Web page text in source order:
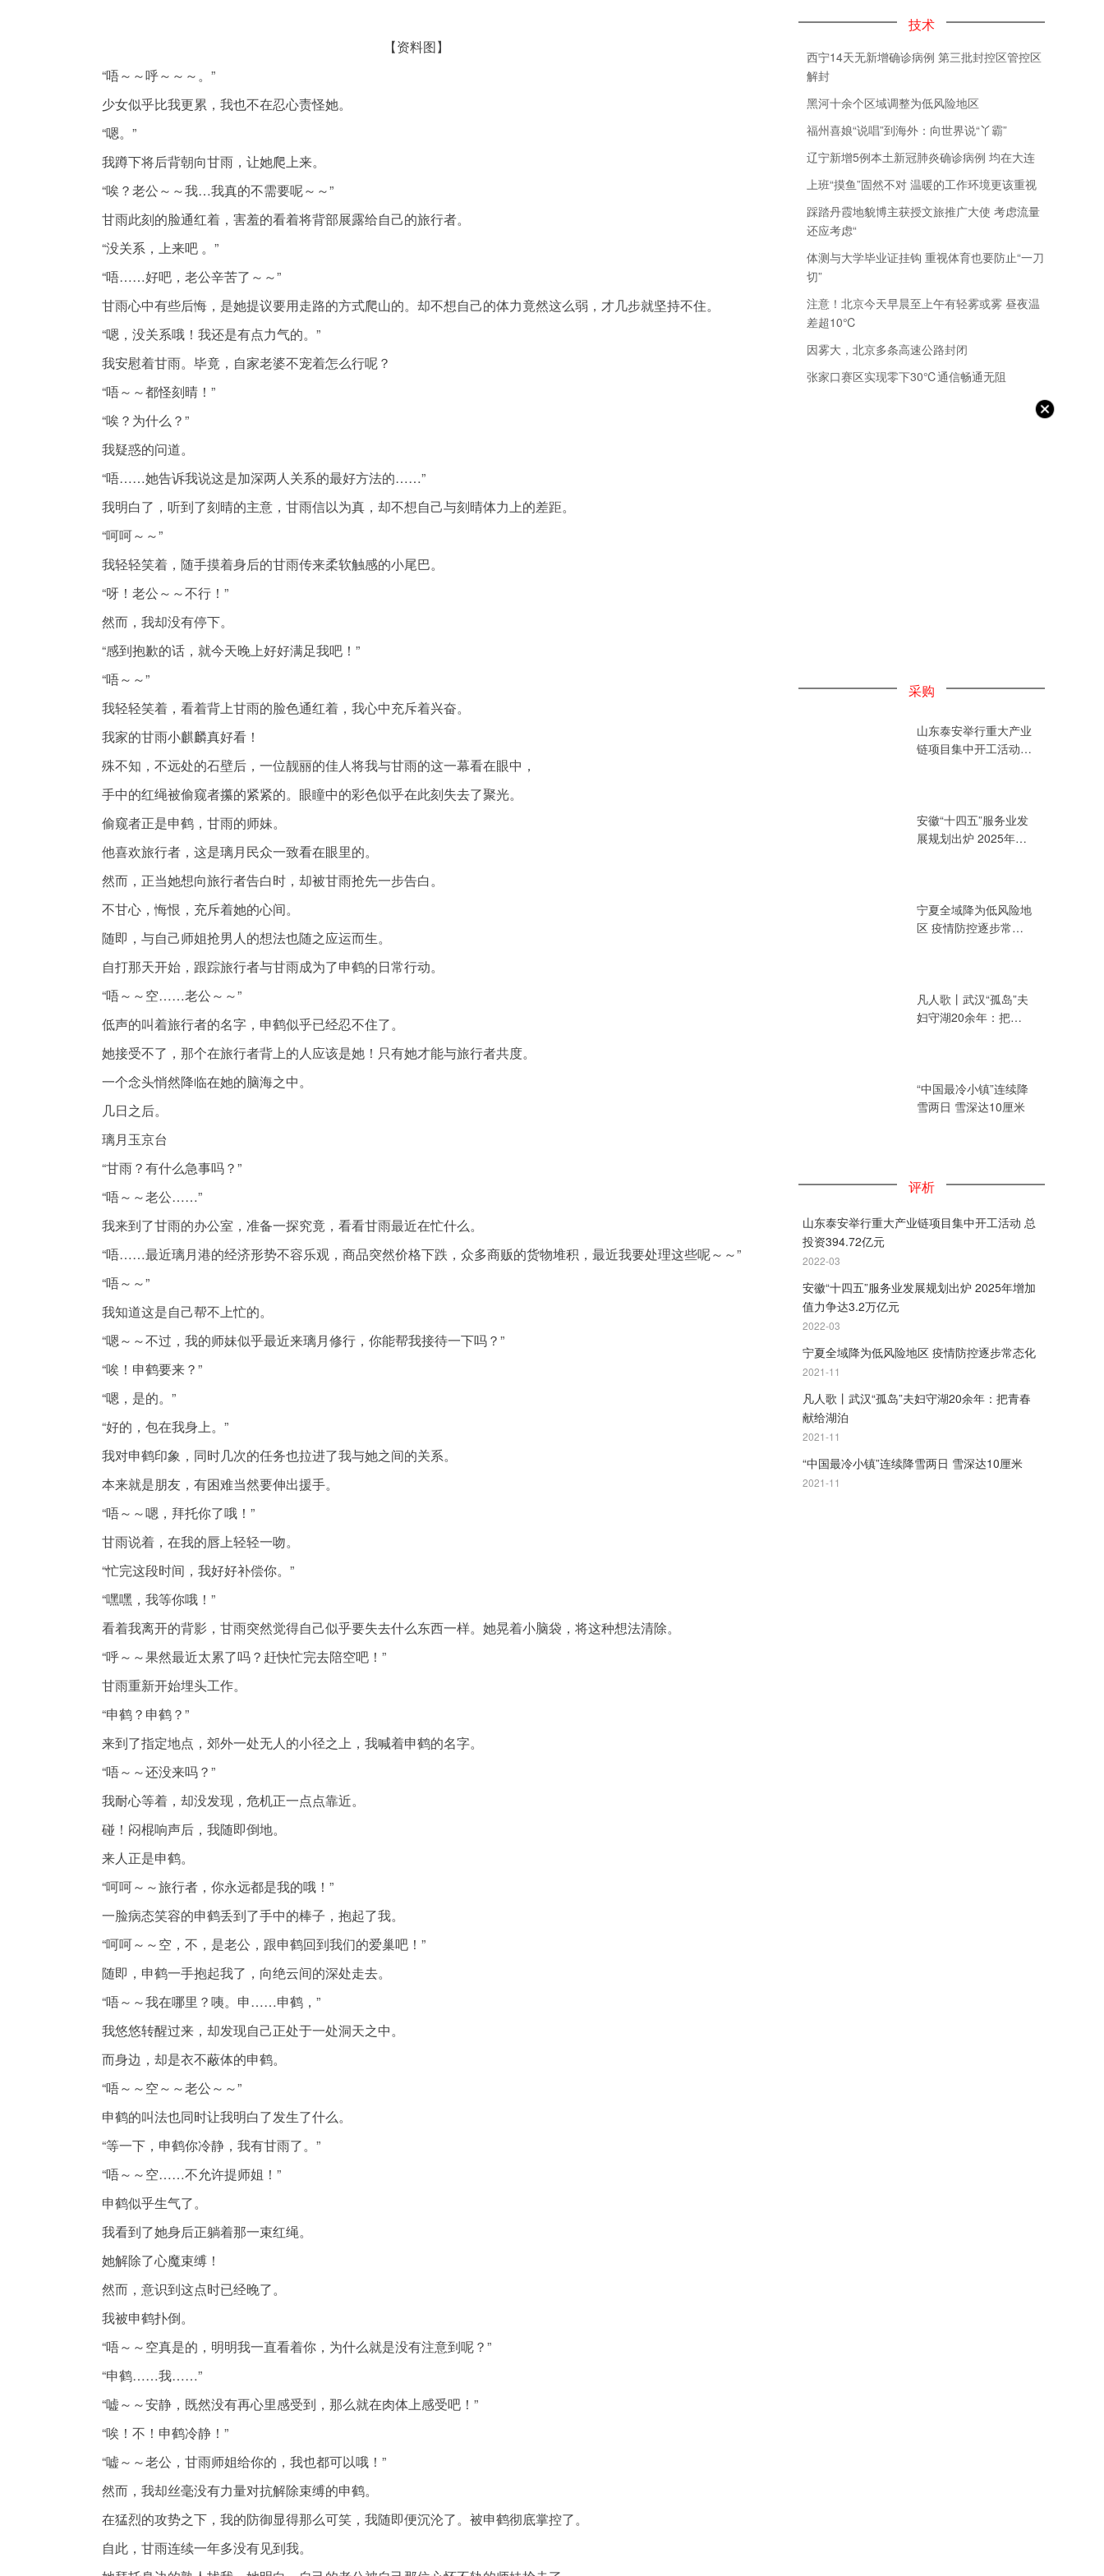
【资料图】
“唔～～呼～～～。”
少女似乎比我更累，我也不在忍心责怪她。
“嗯。”
我蹲下将后背朝向甘雨，让她爬上来。
“唉？老公～～我…我真的不需要呢～～”
甘雨此刻的脸通红着，害羞的看着将背部展露给自己的旅行者。
“没关系，上来吧 。”
“唔……好吧，老公辛苦了～～”
甘雨心中有些后悔，是她提议要用走路的方式爬山的。却不想自己的体力竟然这么弱，才几步就坚持不住。
“嗯，没关系哦！我还是有点力气的。”
我安慰着甘雨。毕竟，自家老婆不宠着怎么行呢？
“唔～～都怪刻晴！”
“唉？为什么？”
我疑惑的问道。
“唔……她告诉我说这是加深两人关系的最好方法的……”
我明白了，听到了刻晴的主意，甘雨信以为真，却不想自己与刻晴体力上的差距。
“呵呵～～”
我轻轻笑着，随手摸着身后的甘雨传来柔软触感的小尾巴。
“呀！老公～～不行！”
然而，我却没有停下。
“感到抱歉的话，就今天晚上好好满足我吧！”
“唔～～”
我轻轻笑着，看着背上甘雨的脸色通红着，我心中充斥着兴奋。
我家的甘雨小麒麟真好看！
殊不知，不远处的石壁后，一位靓丽的佳人将我与甘雨的这一幕看在眼中，
手中的红绳被偷窥者攥的紧紧的。眼瞳中的彩色似乎在此刻失去了聚光。
偷窥者正是申鹤，甘雨的师妹。
他喜欢旅行者，这是璃月民众一致看在眼里的。
然而，正当她想向旅行者告白时，却被甘雨抢先一步告白。
不甘心，悔恨，充斥着她的心间。
随即，与自己师姐抢男人的想法也随之应运而生。
自打那天开始，跟踪旅行者与甘雨成为了申鹤的日常行动。
“唔～～空……老公～～”
低声的叫着旅行者的名字，申鹤似乎已经忍不住了。
她接受不了，那个在旅行者背上的人应该是她！只有她才能与旅行者共度。
一个念头悄然降临在她的脑海之中。
几日之后。
璃月玉京台
“甘雨？有什么急事吗？”
“唔～～老公……”
我来到了甘雨的办公室，准备一探究竟，看看甘雨最近在忙什么。
“唔……最近璃月港的经济形势不容乐观，商品突然价格下跌，众多商贩的货物堆积，最近我要处理这些呢～～”
“唔～～”
我知道这是自己帮不上忙的。
“嗯～～不过，我的师妹似乎最近来璃月修行，你能帮我接待一下吗？”
“唉！申鹤要来？”
“嗯，是的。”
“好的，包在我身上。”
我对申鹤印象，同时几次的任务也拉进了我与她之间的关系。
本来就是朋友，有困难当然要伸出援手。
“唔～～嗯，拜托你了哦！”
甘雨说着，在我的唇上轻轻一吻。
“忙完这段时间，我好好补偿你。”
“嘿嘿，我等你哦！”
看着我离开的背影，甘雨突然觉得自己似乎要失去什么东西一样。她晃着小脑袋，将这种想法清除。
“呼～～果然最近太累了吗？赶快忙完去陪空吧！”
甘雨重新开始埋头工作。
“申鹤？申鹤？”
来到了指定地点，郊外一处无人的小径之上，我喊着申鹤的名字。
“唔～～还没来吗？”
我耐心等着，却没发现，危机正一点点靠近。
碰！闷棍响声后，我随即倒地。
来人正是申鹤。
“呵呵～～旅行者，你永远都是我的哦！”
一脸病态笑容的申鹤丢到了手中的棒子，抱起了我。
“呵呵～～空，不，是老公，跟申鹤回到我们的爱巢吧！”
随即，申鹤一手抱起我了，向绝云间的深处走去。
“唔～～我在哪里？咦。申……申鹤，”
我悠悠转醒过来，却发现自己正处于一处洞天之中。
而身边，却是衣不蔽体的申鹤。
“唔～～空～～老公～～”
申鹤的叫法也同时让我明白了发生了什么。
“等一下，申鹤你冷静，我有甘雨了。”
“唔～～空……不允许提师姐！”
申鹤似乎生气了。
我看到了她身后正躺着那一束红绳。
她解除了心魔束缚！
然而，意识到这点时已经晚了。
我被申鹤扑倒。
“唔～～空真是的，明明我一直看着你，为什么就是没有注意到呢？”
“申鹤……我……”
“嘘～～安静，既然没有再心里感受到，那么就在肉体上感受吧！”
“唉！不！申鹤冷静！”
“嘘～～老公，甘雨师姐给你的，我也都可以哦！”
然而，我却丝毫没有力量对抗解除束缚的申鹤。
在猛烈的攻势之下，我的防御显得那么可笑，我随即便沉沦了。被申鹤彻底掌控了。
自此，甘雨连续一年多没有见到我。
技术
西宁14天无新增确诊病例 第三批封控区管控区
解封
黑河十余个区域调整为低风险地区
福州喜娘“说唱”到海外：向世界说“丫霸”
辽宁新增5例本土新冠肺炎确诊病例 均在大连
上班“摸鱼”固然不对 温暖的工作环境更该重视
踩踏丹霞地貌博主获授文旅推广大使 考虑流量
还应考虑“
体测与大学毕业证挂钩 重视体育也要防止“一刀
切”
注意！北京今天早晨至上午有轻雾或雾 昼夜温
差超10℃
因雾大，北京多条高速公路封闭
张家口赛区实现零下30℃通信畅通无阻
采购
山东泰安举行重大产业
链项目集中开工活动
安徽“十四五”服务业发
展规划出炉 2025年增
宁夏全域降为低风险地
区 疫情防控逐步常态
凡人歌丨武汉“孤岛”夫
妇守湖20余年：把青
“中国最冷小镇”连续降
雪两日 雪深达10厘米
评析
山东泰安举行重大产业链项目集中开工活动 总
投资394.72亿元
2022-03
安徽“十四五”服务业发展规划出炉 2025年增加
值力争达3.2万亿元
2022-03
宁夏全域降为低风险地区 疫情防控逐步常态化
2021-11
凡人歌丨武汉“孤岛”夫妇守湖20余年：把青春
献给湖泊
2021-11
“中国最冷小镇”连续降雪两日 雪深达10厘米
2021-11